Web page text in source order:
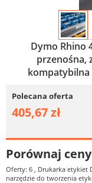
Dymo Rhino
przenośna,
Polecana oferta
405,67 zł
Porównaj ceny
Oferty: 6 , Drukarka etykiet
narzędzie do tworzenia